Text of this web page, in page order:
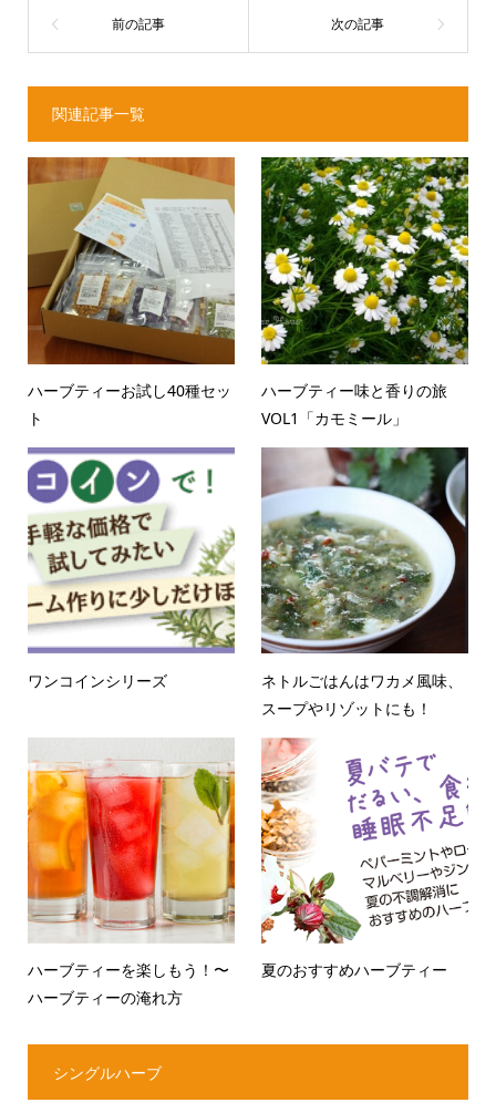
関連記事一覧
ハーブティーお試し40種セッ
ト
ハーブティー味と香りの旅
VOL1「カモミール」
ワンコインシリーズ
ネトルごはんはワカメ風味、
スープやリゾットにも！
ハーブティーを楽しもう！〜
ハーブティーの淹れ方
夏のおすすめハーブティー
シングルハーブ